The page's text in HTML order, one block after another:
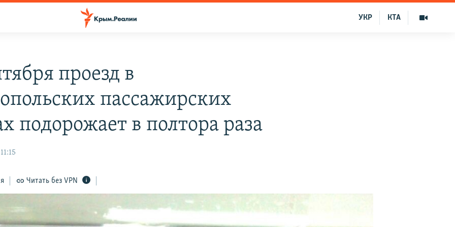
КТА
УКР
проезд в
пассажирских
подорожает в полтора раза
Читать без VPN